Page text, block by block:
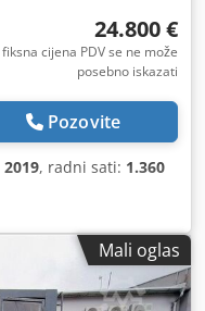
24.800 €
fiksna cijena PDV se ne može
posebno iskazati
Pozovite
2019, radni sati: 1.360
Mali oglas